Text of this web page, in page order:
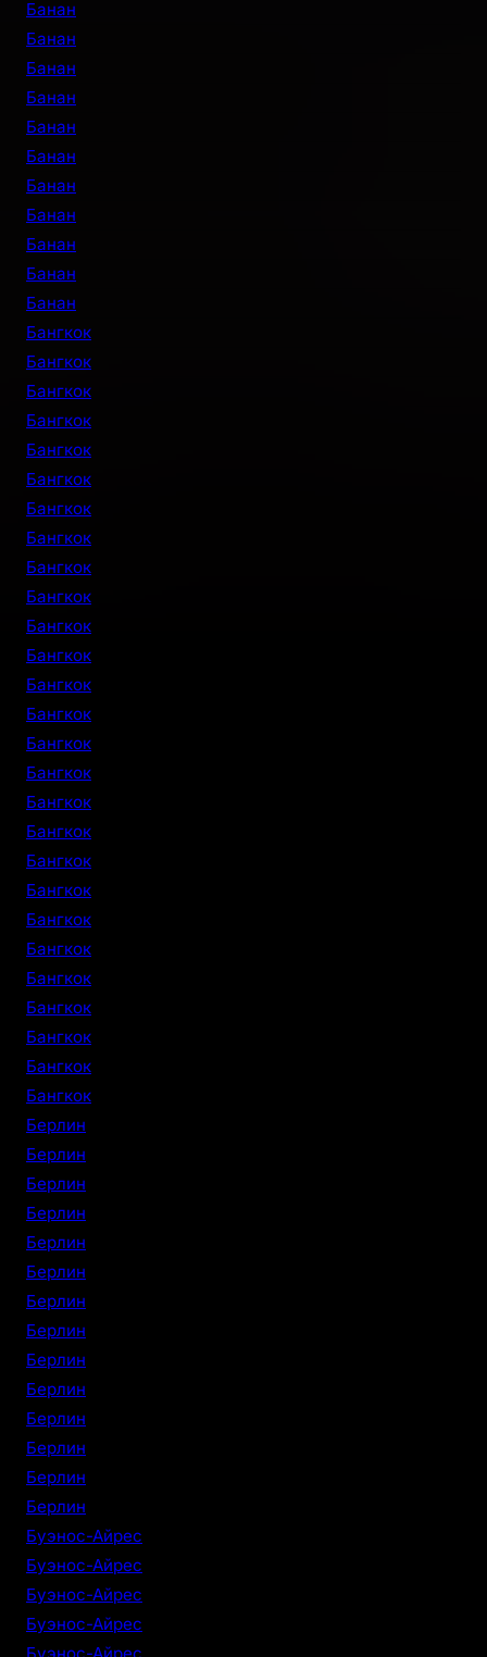
Банан
Банан
Банан
Банан
Банан
Банан
Банан
Банан
Банан
Банан
Банан
Бангкок
Бангкок
Бангкок
Бангкок
Бангкок
Бангкок
Бангкок
Бангкок
Бангкок
Бангкок
Бангкок
Бангкок
Бангкок
Бангкок
Бангкок
Бангкок
Бангкок
Бангкок
Бангкок
Бангкок
Бангкок
Бангкок
Бангкок
Бангкок
Бангкок
Бангкок
Бангкок
Берлин
Берлин
Берлин
Берлин
Берлин
Берлин
Берлин
Берлин
Берлин
Берлин
Берлин
Берлин
Берлин
Берлин
Буэнос-Айрес
Буэнос-Айрес
Буэнос-Айрес
Буэнос-Айрес